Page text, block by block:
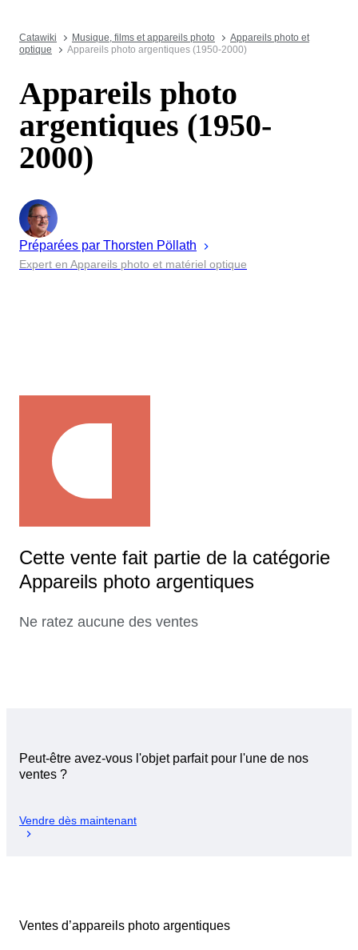
Catawiki Musique, films et appareils photo
Appareils photo et
optique
Appareils photo argentiques (1950-2000)
Appareils photo
argentiques (1950-
2000)
Préparées par Thorsten Pöllath
Expert en Appareils photo et matériel optique
Cette vente fait partie de la catégorie
Appareils photo argentiques
Ne ratez aucune des ventes
Peut-être avez-vous l'objet parfait pour l'une de nos
ventes ?
Vendre dès maintenant
Ventes d’appareils photo argentiques